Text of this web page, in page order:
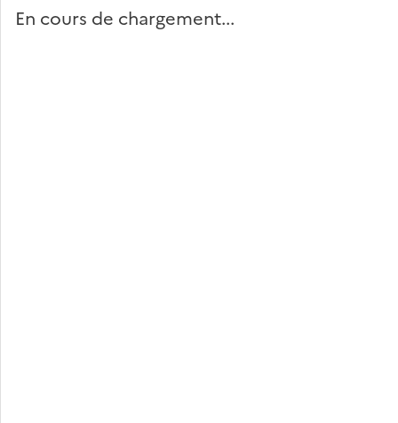
En cours de chargement...